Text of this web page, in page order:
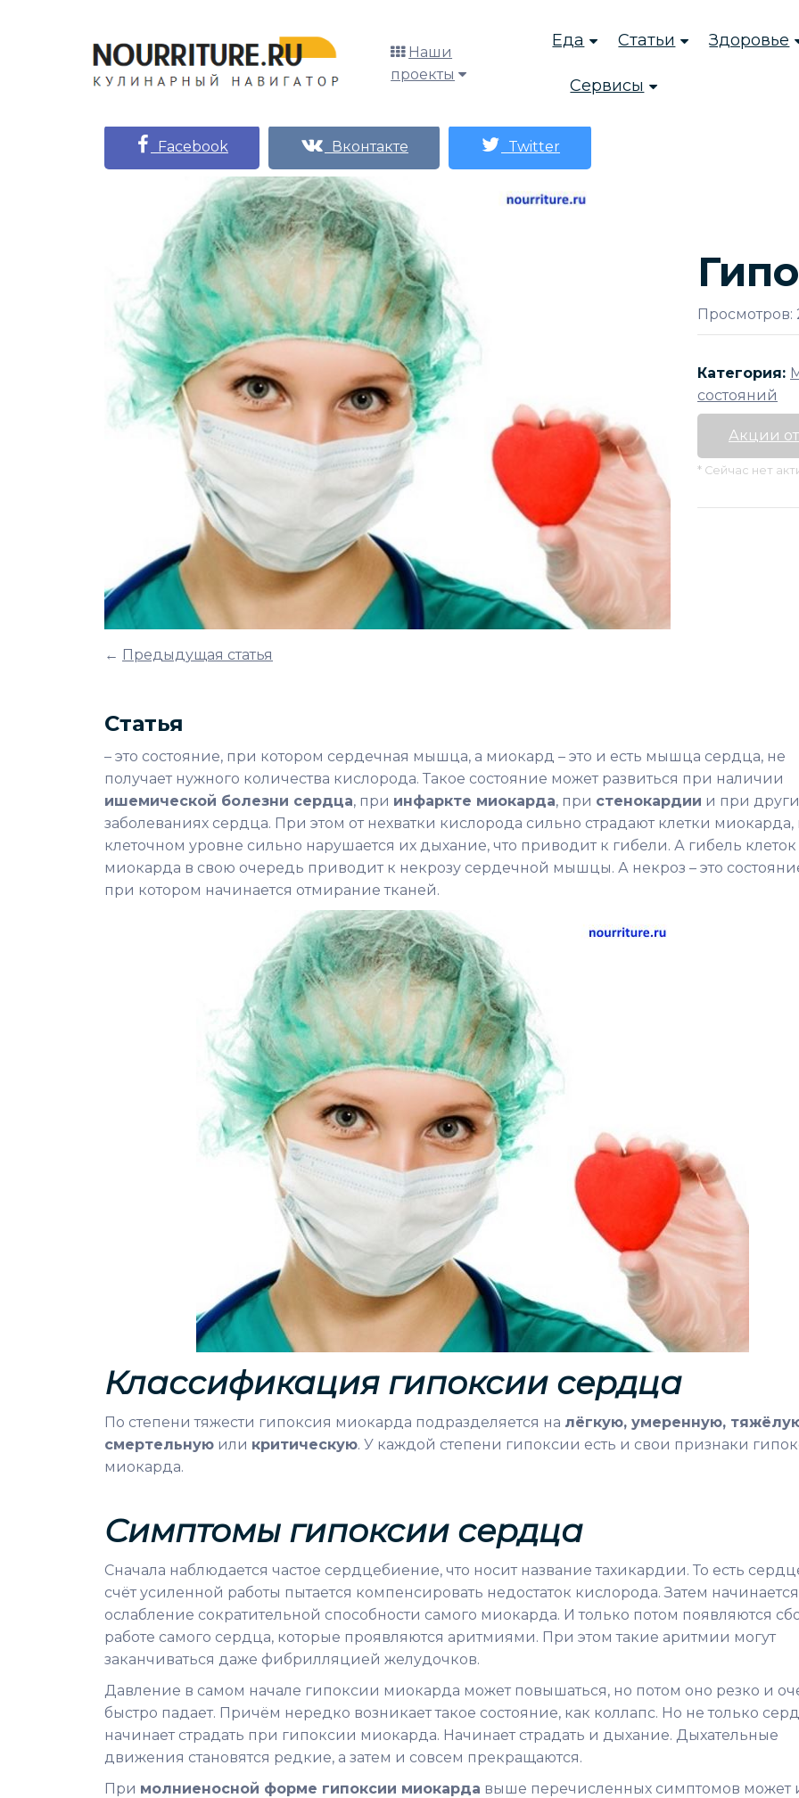
Наши
проекты
Еда Статьи Здоровье
Сервисы
Facebook Вконтакте Twitter
Просмотров:
Категория:
состояний
Акции
* Сейчас нет
← Предыдущая статья
Статья
– это состояние, при котором сердечная мышца, а миокард – это и есть мышца сердца, не
получает нужного количества кислорода. Такое состояние может развиться при наличии
ишемической болезни сердца, при инфаркте миокарда, при стенокардии и при
заболеваниях сердца. При этом от нехватки кислорода сильно страдают клетки миокарда,
клеточном уровне сильно нарушается их дыхание, что приводит к гибели. А гибель клеток
миокарда в свою очередь приводит к некрозу сердечной мышцы. А некроз – это
при котором начинается отмирание тканей.
Классификация гипоксии сердца
По степени тяжести гипоксия миокарда подразделяется на лёгкую, умеренную,
смертельную или критическую. У каждой степени гипоксии есть и свои признаки
миокарда.
Симптомы гипоксии сердца
Сначала наблюдается частое сердцебиение, что носит название тахикардии. То есть
счёт усиленной работы пытается компенсировать недостаток кислорода. Затем начинается
ослабление сократительной способности самого миокарда. И только потом появляются
работе самого сердца, которые проявляются аритмиями. При этом такие аритмии могут
заканчиваться даже фибрилляцией желудочков.
Давление в самом начале гипоксии миокарда может повышаться, но потом оно резко и
быстро падает. Причём нередко возникает такое состояние, как коллапс. Но не только
начинает страдать при гипоксии миокарда. Начинает страдать и дыхание. Дыхательные
движения становятся редкие, а затем и совсем прекращаются.
При молниеносной форме гипоксии миокарда выше перечисленных симптомов может